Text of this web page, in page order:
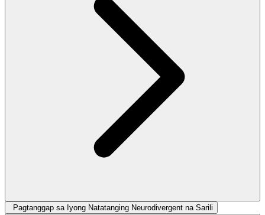
Pagtanggap sa Iyong Natatanging Neurodivergent na Sarili